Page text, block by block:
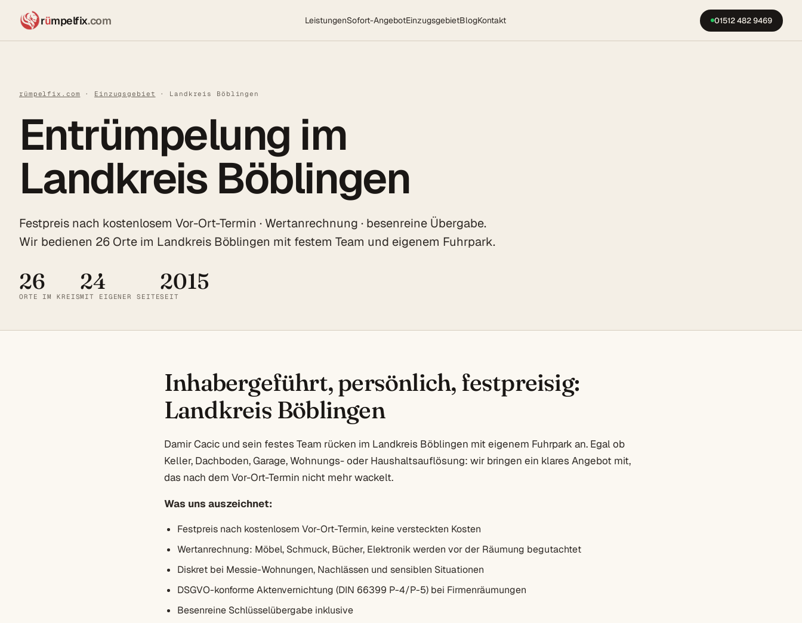
rümpelfix.com LeistungenSofort-AngebotEinzugsgebietBlogKontakt 01512 482 9469
rümpelfix.com · Einzugsgebiet · Landkreis Böblingen
Entrümpelung im
Landkreis Böblingen
Festpreis nach kostenlosem Vor-Ort-Termin · Wertanrechnung · besenreine Übergabe.
Wir bedienen 26 Orte im Landkreis Böblingen mit festem Team und eigenem Fuhrpark.
26
ORTE IM KREIS
24
MIT EIGENER SEITE
2015
SEIT
Inhabergeführt, persönlich, festpreisig:
Landkreis Böblingen
Damir Cacic und sein festes Team rücken im Landkreis Böblingen mit eigenem Fuhrpark an. Egal ob
Keller, Dachboden, Garage, Wohnungs- oder Haushaltsauflösung: wir bringen ein klares Angebot mit,
das nach dem Vor-Ort-Termin nicht mehr wackelt.
Was uns auszeichnet:
Festpreis nach kostenlosem Vor-Ort-Termin, keine versteckten Kosten
Wertanrechnung: Möbel, Schmuck, Bücher, Elektronik werden vor der Räumung begutachtet
Diskret bei Messie-Wohnungen, Nachlässen und sensiblen Situationen
DSGVO-konforme Aktenvernichtung (DIN 66399 P-4/P-5) bei Firmenräumungen
Besenreine Schlüsselübergabe inklusive